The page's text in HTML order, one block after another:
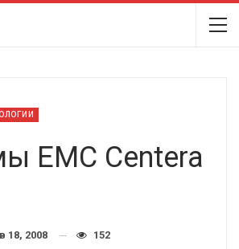
EMC Centera
18, 2008 152